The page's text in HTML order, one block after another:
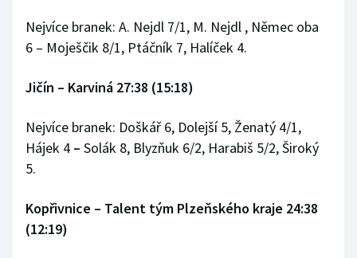
Short track
Sportovní střelba
Stolní tenis
Triatlon
Veslování
Vodní slalom
Nejvíce branek: A. Nejdl 7/1, M. Nejdl , Němec oba
6 – Moješčik 8/1, Ptáčník 7, Halíček 4.
Jičín – Karviná 27:38 (15:18)
Nejvíce branek: Doškář 6, Dolejší 5, Ženatý 4/1,
Hájek 4 – Solák 8, Blyzňuk 6/2, Harabiš 5/2, Široký
5.
Kopřivnice – Talent tým Plzeňského kraje 24:38
(12:19)